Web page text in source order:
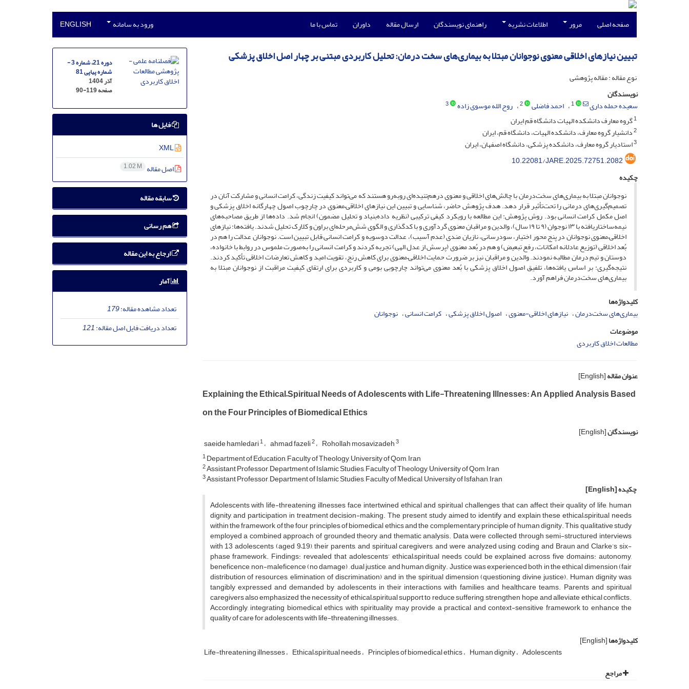
صفحه اصلی مرور اطلاعات نشریه راهنمای نویسندگان ارسال مقاله داوران تماس با ما ورود به سامانه ENGLISH
تبیین نیازهای اخلاقی معنوی نوجوانان مبتلا به بیماری‌های سخت درمان: تحلیل کاربردی مبتنی بر چهار اصل اخلاق پزشکی
نوع مقاله : مقاله پژوهشی
نویسندگان
سعیده حمله داری
1 احمد فاضلی 2 روح الله موسوی زاده
3
1گروه معارف دانشکده الهیات دانشگاه قم ایران
2دانشیار گروه معارف، دانشکده الهیات، دانشگاه قم، ایران
3استادیار گروه معارف، دانشکده پزشکی، دانشگاه اصفهان، ایران
10.22081/JARE.2025.72751.2082
چکیده
نوجوانان مبتلا به بیماری‌های سخت‌درمان با چالش‌های اخلاقی و معنوی درهم‌تنیده‌ای روبه‌رو هستند که می‌تواند کیفیت زندگی، کرامت انسانی و مشارکت آنان در
تصمیم‌گیری‌های درمانی را تحت‌تأثیر قرار دهد. هدف پژوهش حاضر، شناسایی و تبیین این نیازهای اخلاقی–معنوی در چارچوب اصول چهارگانه اخلاق پزشکی و
اصل مکمل کرامت انسانی بود. روش پژوهش: این مطالعه با رویکرد کیفی ترکیبی (نظریه داده‌بنیاد و تحلیل مضمون) انجام شد. داده‌ها از طریق مصاحبه‌های
نیمه‌ساختاریافته با ۱۳ نوجوان (۹ تا ۱۹ سال)، والدین و مراقبان معنوی گردآوری و با کدگذاری و الگوی شش‌مرحله‌ای براون و کلارک تحلیل شدند. یافته‌ها: نیازهای
اخلاقی–معنوی نوجوانان در پنج محور اختیار، سودرسانی، نازیان مندی (عدم آسیب)، عدالت دوسویه و کرامت انسانی قابل تبیین است. نوجوانان عدالت را هم در
بُعد اخلاقی (توزیع عادلانه امکانات، رفع تبعیض) و هم در بُعد معنوی (پرسش از عدل الهی) تجربه کردند و کرامت انسانی را به‌صورت ملموس در روابط با خانواده،
دوستان و تیم درمان مطالبه نمودند. والدین و مراقبان نیز بر ضرورت حمایت اخلاقی–معنوی برای کاهش رنج، تقویت امید و کاهش تعارضات اخلاقی تأکید کردند.
نتیجه‌گیری: بر اساس یافته‌ها، تلفیق اصول اخلاق پزشکی با بُعد معنوی می‌تواند چارچوبی بومی و کاربردی برای ارتقای کیفیت مراقبت از نوجوانان مبتلا به
بیماری‌های سخت‌درمان فراهم آورد.
کلیدواژه‌ها
بیماری‌های سخت‌درمان نیازهای اخلاقی-معنوی اصول اخلاق پزشکی کرامت انسانی نوجوانان
موضوعات
مطالعات اخلاق کاربردی
عنوان مقاله[English]
Explaining the Ethical–Spiritual Needs of Adolescents with Life-Threatening Illnesses: An Applied Analysis Based
on the Four Principles of Biomedical Ethics
نویسندگان[English]
saeide hamledari1 ahmad fazeli2 Rohollah mosavizadeh3
1Department of Education, Faculty of Theology, University of Qom, Iran
2Assistant Professor, Department of Islamic Studies, Faculty of Theology, University of Qom, Iran
3Assistant Professor, Department of Islamic Studies, Faculty of Medical, University of Isfahan, Iran
چکیده[English]
Adolescents with life-threatening illnesses face intertwined ethical and spiritual challenges that can affect their quality of life, human
dignity, and participation in treatment decision-making. The present study aimed to identify and explain these ethical–spiritual needs
within the framework of the four principles of biomedical ethics and the complementary principle of human dignity. This qualitative study
employed a combined approach of grounded theory and thematic analysis. Data were collected through semi-structured interviews
with 13 adolescents (aged 9–19), their parents, and spiritual caregivers, and were analyzed using coding and Braun and Clarke’s six-
phase framework. Findings: revealed that adolescents’ ethical–spiritual needs could be explained across five domains: autonomy,
beneficence, non-maleficence (no damage) , dual justice, and human dignity. Justice was experienced both in the ethical dimension (fair
distribution of resources, elimination of discrimination) and in the spiritual dimension (questioning divine justice). Human dignity was
tangibly expressed and demanded by adolescents in their interactions with families and healthcare teams. Parents and spiritual
caregivers also emphasized the necessity of ethical–spiritual support to reduce suffering, strengthen hope, and alleviate ethical conflicts.
Accordingly, integrating biomedical ethics with spirituality may provide a practical and context-sensitive framework to enhance the
quality of care for adolescents with life-threatening illnesses.
کلیدواژه‌ها[English]
Life-threatening illnesses Ethical–spiritual needs Principles of biomedical ethics Human dignity Adolescents
مراجع
دوره 21، شماره 3 -
شماره پیاپی 81
آذر 1404
صفحه90-119
فایل ها
XML
اصل مقاله 1.02 M
سابقه مقاله
هم رسانی
ارجاع به این مقاله
آمار
تعداد مشاهده مقاله:179
تعداد دریافت فایل اصل مقاله:121